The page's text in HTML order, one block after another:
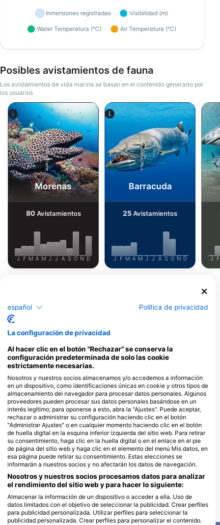
Posibles avistamientos de fauna
Los avistamientos de vida marina se basan en el contenido generado por
los usuarios
Alamy-WaterFrame
Morenas
80 Avistamientos
J F M A M J J A S O N D
iStock-Global_Pics
Barracuda
25Avistamientos
J F M A M J J A S O N D J F
Dive Centers que ofrecen servicios en
este lugar de buceo
Relaxed Guided Dives
Martha Koosje 10, 0000CW
Willemstad, Curacao
Unique Diving, UDI
Kaya Andeifi 36, 0000 Willemstad,
Goby Divers
Piscaderaweg, Willemstad,
Curaçao, 00000 Willemstad,
Curacao
Soul Divers
45 Druifweg, Willemstad,
Curacao
Puntos de inmersión cercanos
español Política de privacidad
La configuración de privacidad
Al hacer clic en el botón "Rechazar" se conserva la
configuración predeterminada de solo las cookie
estrictamente necesarias.
Nosotros y nuestros socios almacenamos y/o accedemos a información
en un dispositivo, como identificaciones únicas en cookie y otros tipos de
almacenamiento del navegador para procesar datos personales. Algunos
proveedores pueden procesar sus datos personales basándose en un
interés legítimo; para oponerse a esto, abra la "Ajustes". Puede aceptar,
rechazar o administrar su configuración haciendo clic en el botón
"Administrar Ajustes" o en cualquier momento haciendo clic en el botón
de huella digital en la esquina inferior izquierda del sitio web. Para retirar
su consentimiento, haga clic en la huella digital o en el enlace en el pie
de página del sitio web y haga clic en el elemento del menú Mis datos, en
esa página puede retirar su consentimiento. Estas elecciones se
informarán a nuestros socios y no afectarán los datos de navegación.
Nosotros y nuestros socios procesamos datos para analizar
el rendimiento del sitio web y para hacer lo siguiente:
Almacenar la información de un dispositivo o acceder a ella. Uso de
datos limitados con el objetivo de seleccionar la publicidad. Crear perfiles
para publicidad personalizada. Utilizar perfiles para seleccionar la
publicidad personalizada. Crear perfiles para personalizar el contenido.